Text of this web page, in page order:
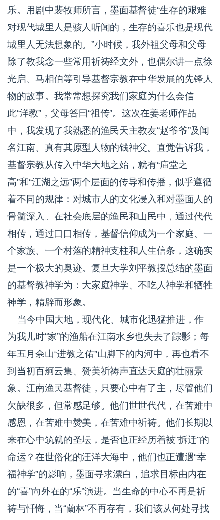
乐。用剧中裴牧师所言，墨面基督徒“生存的艰难
对现代城里人是骇人听闻的，生存的喜乐也是现代
城里人无法想象的。”小时候，我外祖父母和父母
除了教我念一些常用祈祷经文外，也偶尔讲一点徐
光启、马相伯等引导基督宗教在中华发展的先锋人
物的故事。我常常想探究我们家庭为什么会信
此“洋教”，父母答曰“祖传”。这次在姜老师作品
中，我发现了我熟悉的渔民天主教友“赵爷爷”及闻
名江南、真有其原型人物的钱神父。直觉告诉我，
基督宗教从传入中华大地之始，就有“庙堂之
高”和“江湖之远”两个层面的传导和传播，似乎遵循
着不同的规律：对城市人的文化浸入和对墨面人的
骨髓深入。在社会底层的渔民和山民中，通过代代
相传，通过口口相传，基督信仰成为一个家庭、一
个家族、一个村落的精神支柱和人生信条，这确实
是一个极大的奥迹。复旦大学刘平教授总结的墨面
的基督教神学为：大家庭神学、不吃人神学和牺牲
神学，精辟而形象。
当今中国大地，现代化、城市化迅猛推进，作
为我儿时“家”的渔船在江南水乡也失去了踪影；每
年五月佘山“进教之佑”山脚下的内河中，再也看不
到当初百舸云集、赞美祈祷声直达天庭的壮丽景
象。江南渔民基督徒，只要心中有了主，尽管他们
欠缺很多，但常感足够。他们世世代代，在苦难中
感恩，在苦难中赞美，在苦难中祈祷。他们长期以
来在心中筑就的圣坛，是否也正经历着被“拆迁”的
命运？在世俗化的汪洋大海中，他们也正遭遇“幸
福神学”的影响，墨面寻求漂白，追求目标由内在
的“喜”向外在的“乐”演进。当生命的中心不再是祈
祷与忏悔，当“蘭林”不再存有，我们该从何处寻找